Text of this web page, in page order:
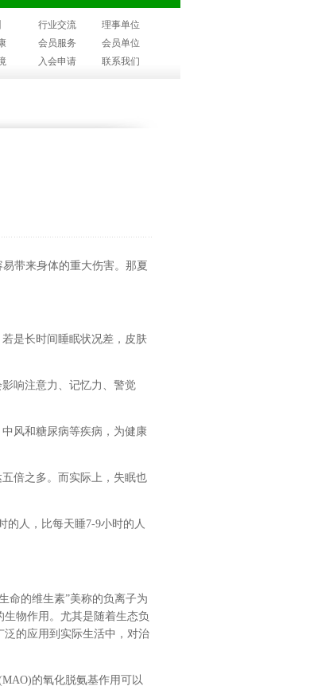
行业交流
理事单位
会员服务
会员单位
入会申请 联系我们
带来身体的重大伤害。那夏
是长时间睡眠状况差，皮肤
响注意力、记忆力、警觉
风和糖尿病等疾病，为健康
倍之多。而实际上，失眠也
的人，比每天睡7-9小时的人
命的维生素”美称的负离子为
物作用。尤其是随着生态负
的应用到实际生活中，对治
的氧化脱氨基作用可以